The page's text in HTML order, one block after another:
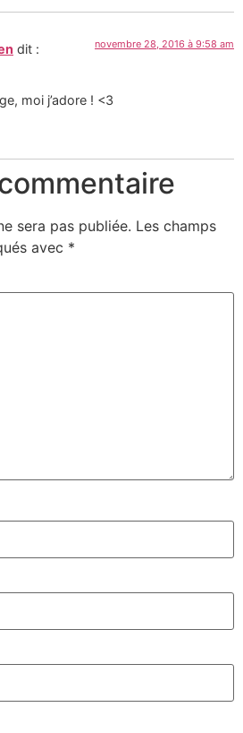
dit : novembre 28, 2016 à 9:58 am
moi j’adore ! <3
sera pas publiée. Les champs
avec *